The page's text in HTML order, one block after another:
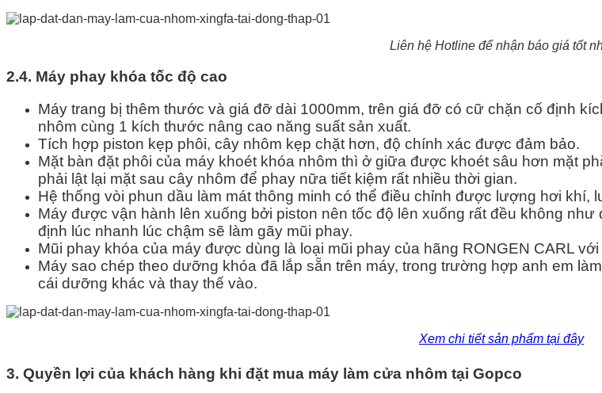
Liên hệ Hotline để nhận báo giá tốt
2.4. Máy phay khóa tốc độ cao
Máy trang bị thêm thước và giá đỡ dài 1000mm, trên giá đỡ có cữ chặn cố định
nhôm cùng 1 kích thước nâng cao năng suất sản xuất.
Tích hợp piston kẹp phôi, cây nhôm kẹp chặt hơn, độ chính xác được đảm bảo.
Mặt bàn đặt phôi của máy khoét khóa nhôm thì ở giữa được khoét sâu hơn mặt
phải lật lại mặt sau cây nhôm để phay nữa tiết kiệm rất nhiều thời gian.
Hệ thống vòi phun dầu làm mát thông minh có thể điều chỉnh được lượng hơi khí,
Máy được vận hành lên xuống bởi piston nên tốc độ lên xuống rất đều không
định lúc nhanh lúc chậm sẽ làm gãy mũi phay.
Mũi phay khóa của máy được dùng là loại mũi phay của hãng RONGEN CARL
Máy sao chép theo dưỡng khóa đã lắp sẵn trên máy, trong trường hợp anh em
cái dưỡng khác và thay thế vào.
Xem chi tiết sản phẩm tại đây
3. Quyền lợi của khách hàng khi đặt mua máy làm cửa nhôm tại Gopco